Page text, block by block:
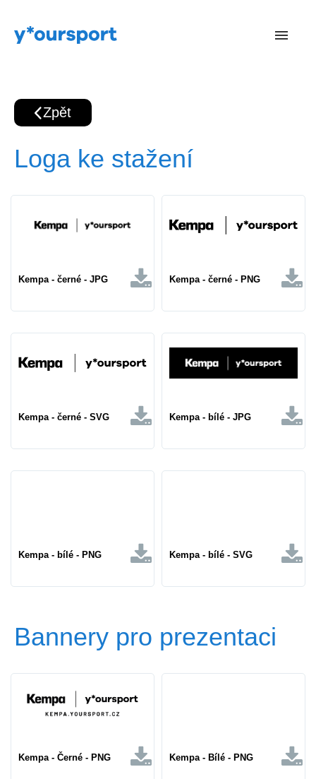
Zpět
Loga ke stažení
Kempa - černé - JPG Kempa - černé - PNG
Kempa - černé - SVG Kempa - bílé - JPG
Kempa - bílé - PNG Kempa - bílé - SVG
Bannery pro prezentaci
Kempa - Černé - PNG Kempa - Bílé - PNG